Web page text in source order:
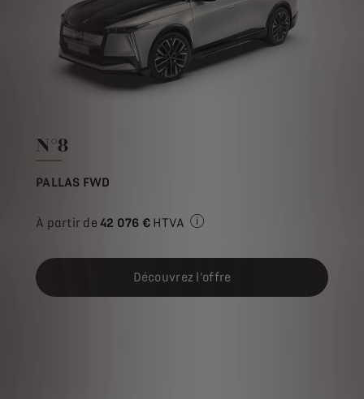
N°8
PALLAS FWD
À partir de 42 076 € HTVA
Découvrez l'offre